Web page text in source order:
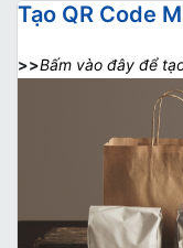
Tạo QR Code
>>Bấm vào đây để